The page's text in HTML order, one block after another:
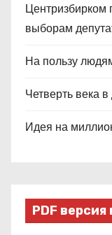
Центризбирком
выборам
На пользу
Четверть века
Идея на
PDF версия